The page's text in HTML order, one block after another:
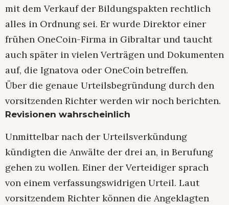
mit dem Verkauf der Bildungspakten rechtlich
alles in Ordnung sei. Er wurde Direktor einer
frühen OneCoin-Firma in Gibraltar und taucht
auch später in vielen Verträgen und Dokumenten
auf, die Ignatova oder OneCoin betreffen.
Über die genaue Urteilsbegründung durch den
vorsitzenden Richter werden wir noch berichten.
Revisionen wahrscheinlich
Unmittelbar nach der Urteilsverkündung
kündigten die Anwälte der drei an, in Berufung
gehen zu wollen. Einer der Verteidiger sprach
von einem verfassungswidrigen Urteil. Laut
vorsitzendem Richter können die Angeklagten